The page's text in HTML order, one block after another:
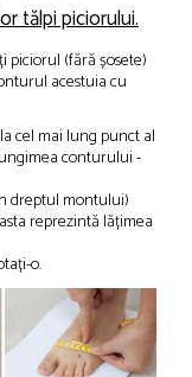
tălpi piciorului.
piciorul (fără șosete)
acestuia cu
cel mai lung punct al
conturului -
dreptul montului)
reprezintă lățimea
o.